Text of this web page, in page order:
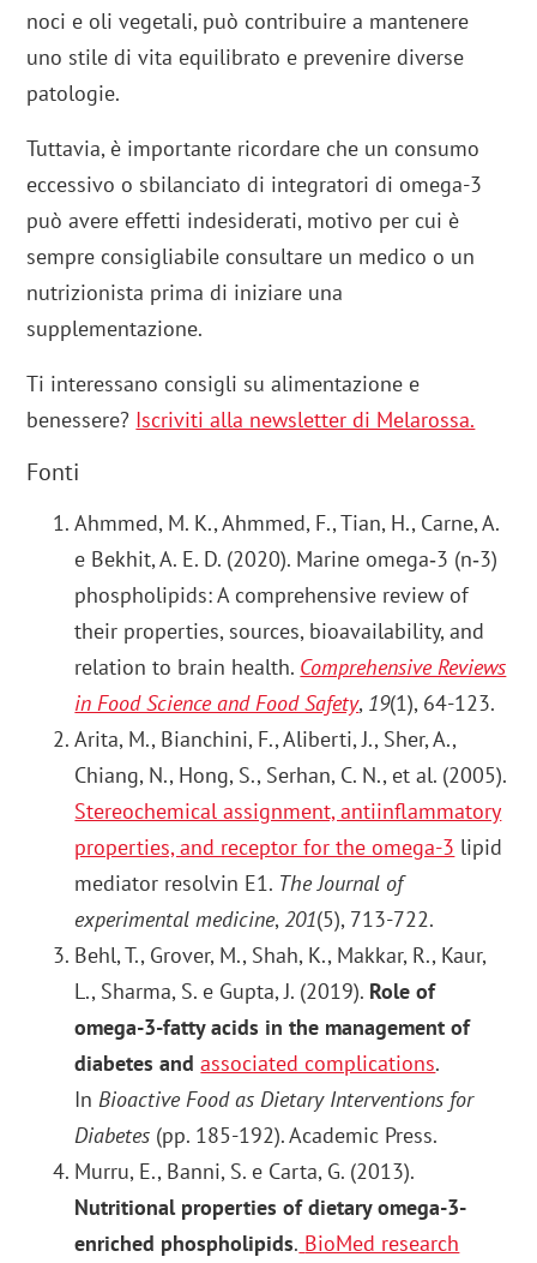
noci e oli vegetali, può contribuire a mantenere
uno stile di vita equilibrato e prevenire diverse
patologie.
Tuttavia, è importante ricordare che un consumo
eccessivo o sbilanciato di integratori di omega-3
può avere effetti indesiderati, motivo per cui è
sempre consigliabile consultare un medico o un
nutrizionista prima di iniziare una
supplementazione.
Ti interessano consigli su alimentazione e
benessere? Iscriviti alla newsletter di Melarossa.
Fonti
Ahmmed, M. K., Ahmmed, F., Tian, H., Carne, A.
e Bekhit, A. E. D. (2020). Marine omega‐3 (n‐3)
phospholipids: A comprehensive review of
their properties, sources, bioavailability, and
relation to brain health. Comprehensive Reviews
in Food Science and Food Safety, 19(1), 64-123.
Arita, M., Bianchini, F., Aliberti, J., Sher, A.,
Chiang, N., Hong, S., Serhan, C. N., et al. (2005).
Stereochemical assignment, antiinflammatory
properties, and receptor for the omega-3 lipid
mediator resolvin E1. The Journal of
experimental medicine, 201(5), 713-722.
Behl, T., Grover, M., Shah, K., Makkar, R., Kaur,
L., Sharma, S. e Gupta, J. (2019). Role of
omega-3-fatty acids in the management of
diabetes andassociated complications.
In Bioactive Food as Dietary Interventions for
Diabetes (pp. 185-192). Academic Press.
Murru, E., Banni, S. e Carta, G. (2013).
Nutritional properties of dietary omega-3-
enriched phospholipids. BioMed research